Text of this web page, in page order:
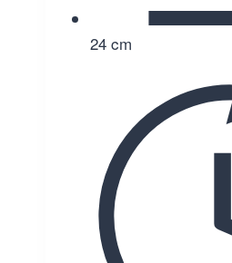
24 cm